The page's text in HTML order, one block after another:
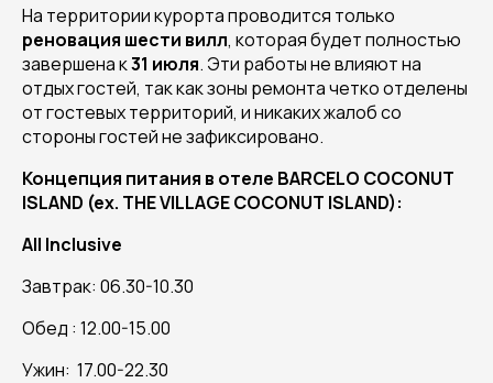
На территории курорта проводится только
реновация шести вилл, которая будет полностью
завершена к31 июля. Эти работы не влияют на
отдых гостей, так как зоны ремонта четко отделены
от гостевых территорий, и никаких жалоб со
стороны гостей не зафиксировано.
Концепция питания в отеле BARCELO COCONUT
ISLAND (ex. THE VILLAGE COCONUT ISLAND):
All Inclusive
Завтрак: 06.30-10.30
Обед : 12.00-15.00
Ужин: 17.00-22.30